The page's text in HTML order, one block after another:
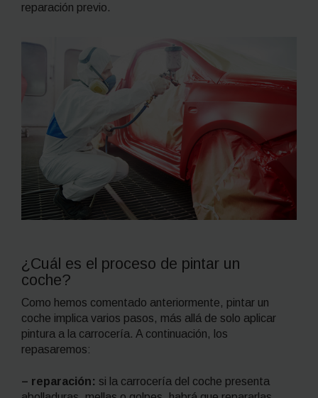
reparación previo.
¿Cuál es el proceso de pintar un
coche?
Como hemos comentado anteriormente, pintar un
coche implica varios pasos, más allá de solo aplicar
pintura a la carrocería. A continuación, los
repasaremos:
– reparación: si la carrocería del coche presenta